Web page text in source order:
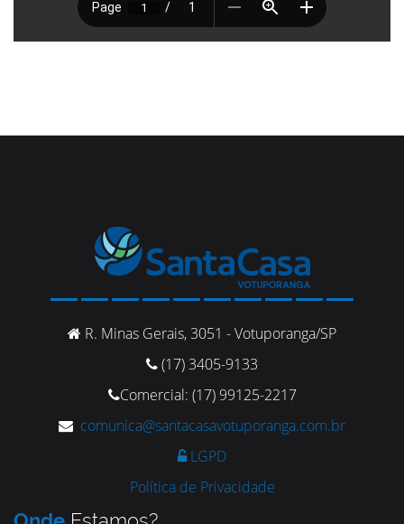
R. Minas Gerais, 3051 - Votuporanga/SP
(17) 3405-9133
Comercial: (17) 99125-2217
comunica@santacasavotuporanga.com.br
LGPD
Política de Privacidade